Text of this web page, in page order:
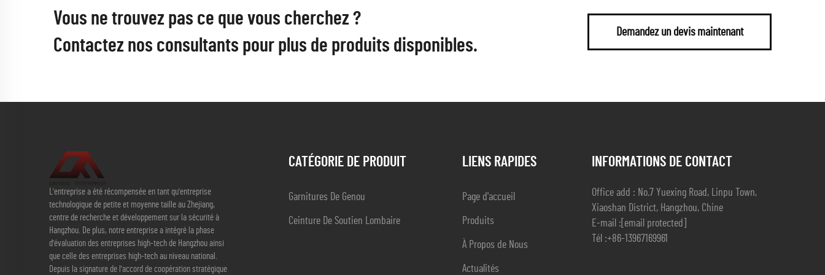
Vous ne trouvez pas ce que vous cherchez ?
Contactez nos consultants pour plus de produits disponibles.
Demandez un devis maintenant
L'entreprise a été récompensée en tant qu'entreprise
technologique de petite et moyenne taille au Zhejiang,
centre de recherche et développement sur la sécurité à
Hangzhou. De plus, notre entreprise a intégré la phase
d'évaluation des entreprises high-tech de Hangzhou ainsi
que celle des entreprises high-tech au niveau national.
Depuis la signature de l'accord de coopération stratégique
CATÉGORIE DE PRODUIT
Garnitures De Genou
Ceinture De Soutien Lombaire
LIENS RAPIDES
Page d'accueil
Produits
À Propos de Nous
Actualités
INFORMATIONS DE CONTACT
Office add : No.7 Yuexing Road, Linpu Town,
Xiaoshan District, Hangzhou, Chine
E-mail : [email protected]
Tél :+86-13967169961